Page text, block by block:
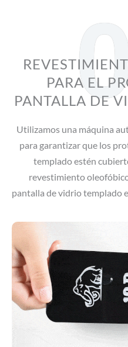
PARA EL
PANTALLA DE
Utilizamos una máquina
para garantizar que los
templado estén
revestimiento
pantalla de vidrio templado